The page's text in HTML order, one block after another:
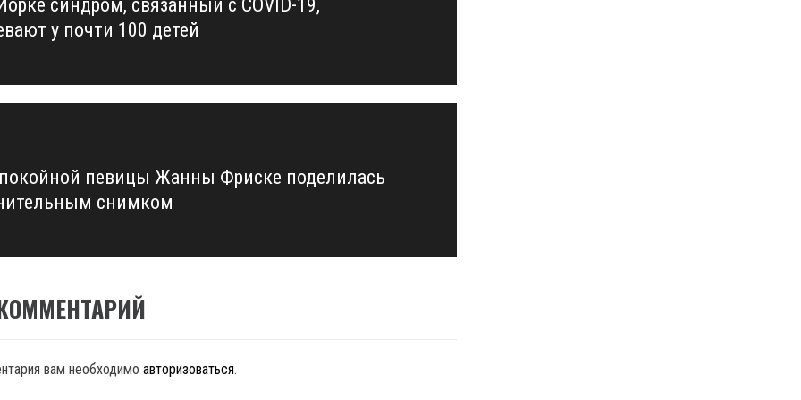
синдром, связанный с COVID-19,
у почти 100 детей
покойной певицы Жанны Фриске поделилась
снимком
вам необходимо авторизоваться.